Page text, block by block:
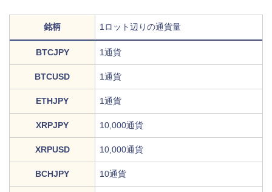
銘柄 1ロット辺りの通貨量
BTCJPY 1通貨
BTCUSD 1通貨
ETHJPY 1通貨
XRPJPY 10,000通貨
XRPUSD 10,000通貨
BCHJPY 10通貨